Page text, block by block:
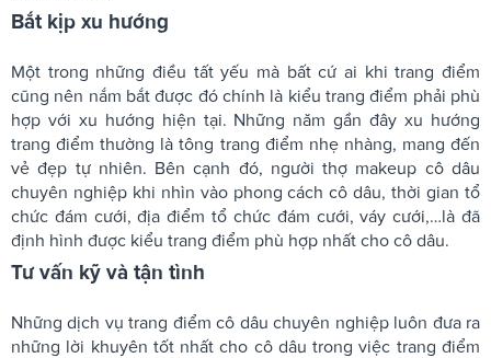
Bắt kịp xu hướng
Một trong những điều tất yếu mà bất cứ ai khi trang điểm
cũng nên nắm bắt được đó chính là kiểu trang điểm phải phù
hợp với xu hướng hiện tại. Những năm gần đây xu hướng
trang điểm thường là tông trang điểm nhẹ nhàng, mang đến
vẻ đẹp tự nhiên. Bên cạnh đó, người thợ makeup cô dâu
chuyên nghiệp khi nhìn vào phong cách cô dâu, thời gian tổ
chức đám cưới, địa điểm tổ chức đám cưới, váy cưới,…là đã
định hình được kiểu trang điểm phù hợp nhất cho cô dâu.
Tư vấn kỹ và tận tình
Những dịch vụ trang điểm cô dâu chuyên nghiệp luôn đưa ra
những lời khuyên tốt nhất cho cô dâu trong việc trang điểm